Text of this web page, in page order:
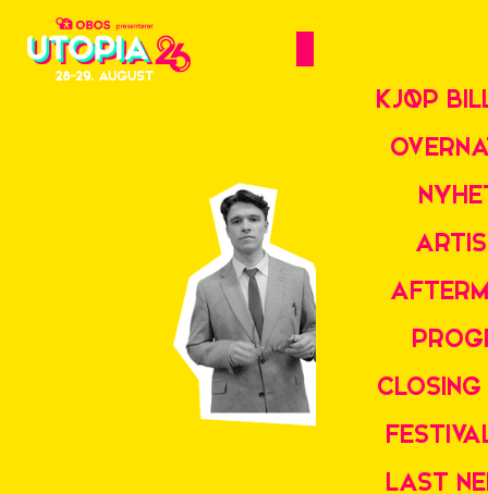
KJØP
LAST